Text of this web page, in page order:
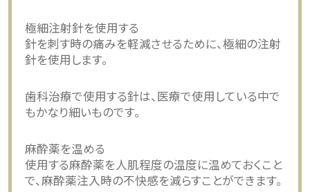
極細注射針を使用する
針を刺す時の痛みを軽減させるために、極細の注射
針を使用します。
歯科治療で使用する針は、医療で使用している中で
もかなり細いものです。
麻酔薬を温める
使用する麻酔薬を人肌程度の温度に温めておくこと
で、麻酔薬注入時の不快感を減らすことができます。